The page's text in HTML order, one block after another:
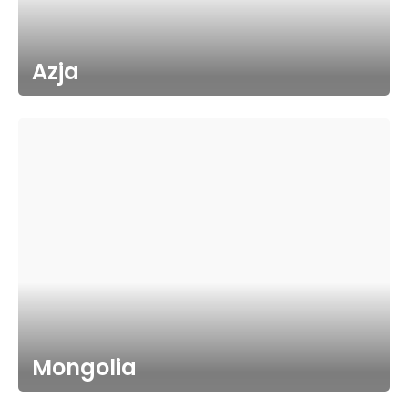
Azja
Mongolia